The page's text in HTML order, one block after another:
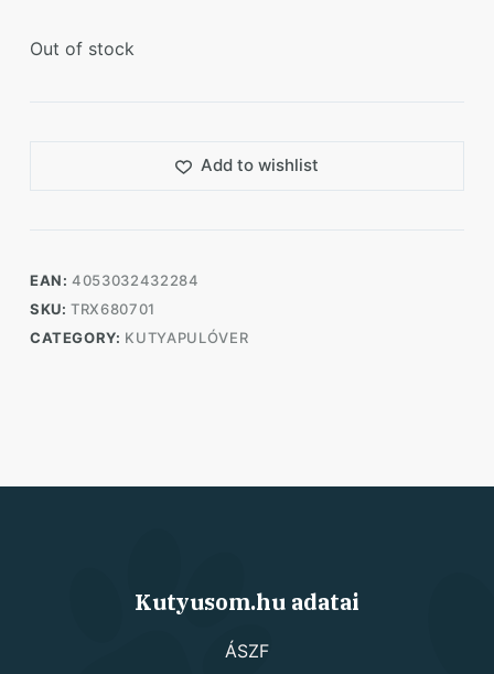
Out of stock
Add to wishlist
EAN:4053032432284
SKU:TRX680701
CATEGORY: KUTYAPULÓVER
Kutyusom.hu adatai
ÁSZF